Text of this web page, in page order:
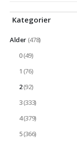
Kategorier
Alder(478)
0(49)
1 (76)
2(92)
3(333)
4(379)
5(366)